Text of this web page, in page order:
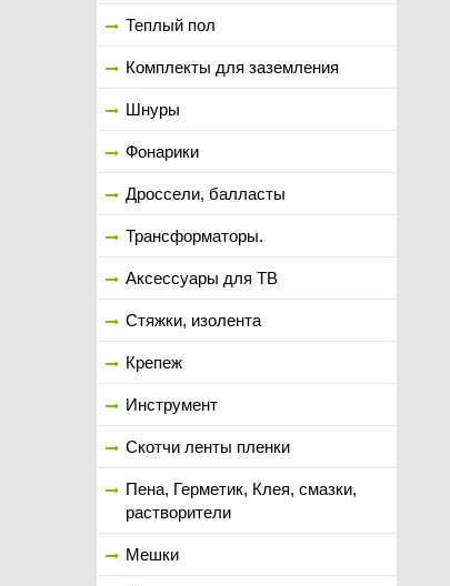
Теплый пол
Комплекты для заземления
Шнуры
Фонарики
Дроссели, балласты
Трансформаторы.
Аксессуары для ТВ
Стяжки, изолента
Крепеж
Инструмент
Скотчи ленты пленки
Пена, Герметик, Клея, смазки,
растворители
Мешки